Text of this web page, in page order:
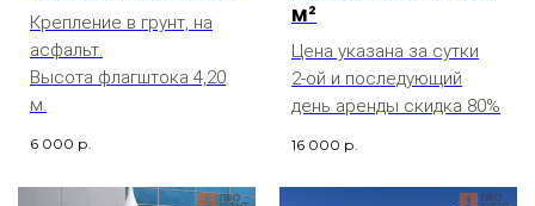
Крепление в грунт, на
асфальт.
Высота флагштока 4,20
м.
6 000 р.
м²
Цена указана за сутки
2-ой и последующий
день аренды скидка 80%
16 000 р.